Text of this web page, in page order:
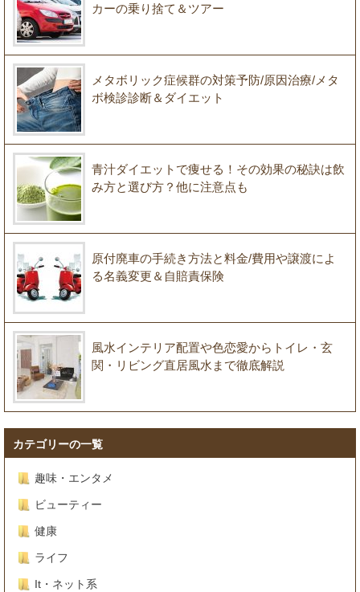
カーの乗り捨て＆ツアー
メタボリック症候群の対策予防/原因治療/メタ
ボ検診診断＆ダイエット
青汁ダイエットで痩せる！その効果の秘訣は飲
み方と選び方？他に注意点も
原付廃車の手続き方法と料金/費用や譲渡によ
る名義変更＆自賠責保険
風水インテリア配置や色恋愛からトイレ・玄
関・リビング直居風水まで徹底解説
カテゴリーの一覧
趣味・エンタメ
ビューティー
健康
ライフ
It・ネット系